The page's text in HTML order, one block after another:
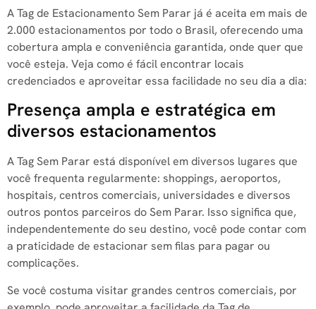
A Tag de Estacionamento Sem Parar já é aceita em mais de
2.000 estacionamentos por todo o Brasil, oferecendo uma
cobertura ampla e conveniência garantida, onde quer que
você esteja. Veja como é fácil encontrar locais
credenciados e aproveitar essa facilidade no seu dia a dia:
Presença ampla e estratégica em
diversos estacionamentos
A Tag Sem Parar está disponível em diversos lugares que
você frequenta regularmente: shoppings, aeroportos,
hospitais, centros comerciais, universidades e diversos
outros pontos parceiros do Sem Parar. Isso significa que,
independentemente do seu destino, você pode contar com
a praticidade de estacionar sem filas para pagar ou
complicações.
Se você costuma visitar grandes centros comerciais, por